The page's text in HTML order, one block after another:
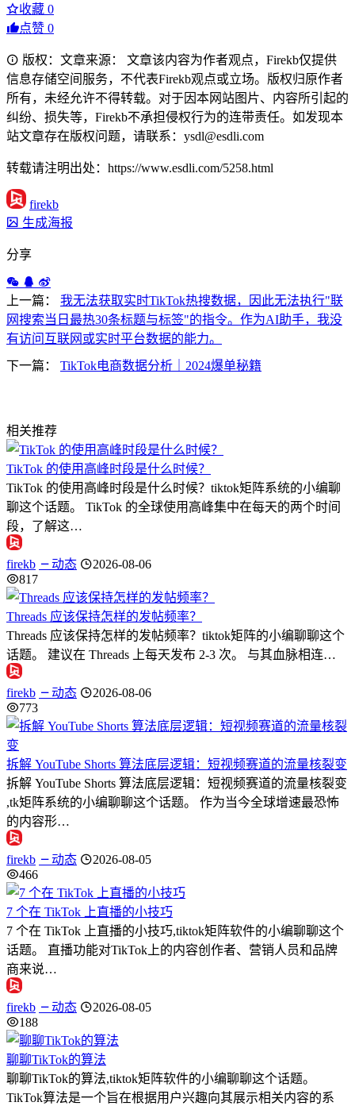
收藏 0
点赞 0
版权：文章来源： 文章该内容为作者观点，Firekb仅提供
信息存储空间服务，不代表Firekb观点或立场。版权归原作者
所有，未经允许不得转载。对于因本网站图片、内容所引起的
纠纷、损失等，Firekb不承担侵权行为的连带责任。如发现本
站文章存在版权问题，请联系：ysdl@esdli.com
转载请注明出处：https://www.esdli.com/5258.html
firekb
生成海报
分享
上一篇：
我无法获取实时TikTok热搜数据，因此无法执行"联
网搜索当日最热30条标题与标签"的指令。作为AI助手，我没
有访问互联网或实时平台数据的能力。
下一篇：
TikTok电商数据分析｜2024爆单秘籍
相关推荐
TikTok 的使用高峰时段是什么时候？
TikTok 的使用高峰时段是什么时候？tiktok矩阵系统的小编聊
聊这个话题。 TikTok 的全球使用高峰集中在每天的两个时间
段，了解这…
firekb 动态
2026-08-06
817
Threads 应该保持怎样的发帖频率？
Threads 应该保持怎样的发帖频率？tiktok矩阵的小编聊聊这个
话题。 建议在 Threads 上每天发布 2-3 次。 与其血脉相连…
firekb 动态
2026-08-06
773
拆解 YouTube Shorts 算法底层逻辑：短视频赛道的流量核裂变
拆解 YouTube Shorts 算法底层逻辑：短视频赛道的流量核裂变
,tk矩阵系统的小编聊聊这个话题。 作为当今全球增速最恐怖
的内容形…
firekb 动态
2026-08-05
466
7 个在 TikTok 上直播的小技巧
7 个在 TikTok 上直播的小技巧,tiktok矩阵软件的小编聊聊这个
话题。 直播功能对TikTok上的内容创作者、营销人员和品牌
商来说…
firekb 动态
2026-08-05
188
聊聊TikTok的算法
聊聊TikTok的算法,tiktok矩阵软件的小编聊聊这个话题。
TikTok算法是一个旨在根据用户兴趣向其展示相关内容的系